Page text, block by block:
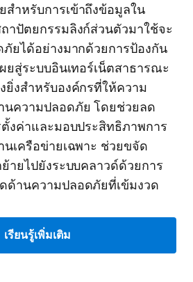
ำหรับการเข้าถึงข้อมูลใน
ถาปัตยกรรมลิงก์ส่วนตัวมาใช้จะ
ยได้อย่างมากด้วยการป้องกัน
ยสู่ระบบอินเทอร์เน็ตสาธารณะ
ยิ่งสำหรับองค์กรที่ให้ความ
นความปลอดภัย โดยช่วยลด
งค่าและมอบประสิทธิภาพการ
เครือข่ายเฉพาะ ช่วยขจัด
ายไปยังระบบคลาวด์ด้วยการ
ด้านความปลอดภัยที่เข้มงวด
เรียนรู้เพิ่มเติม